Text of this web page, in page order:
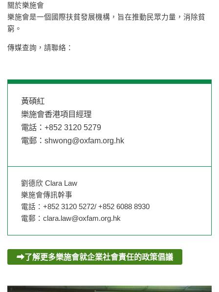
關於樂施會
樂施會是一個國際扶貧發展機構，旨在推動民眾力量，消除貧
窮。
傳媒查詢，請聯絡：
黃碩紅
樂施會香港項目經理
電話：+852 3120 5279
電郵：shwong@oxfam.org.hk
劉德欣 Clara Law
樂施會傳訊幹事
電話：+852 3120 5272/ +852 6088 8930
電郵：clara.law@oxfam.org.hk
了解更多樂施會就企業社會責任的政策倡議